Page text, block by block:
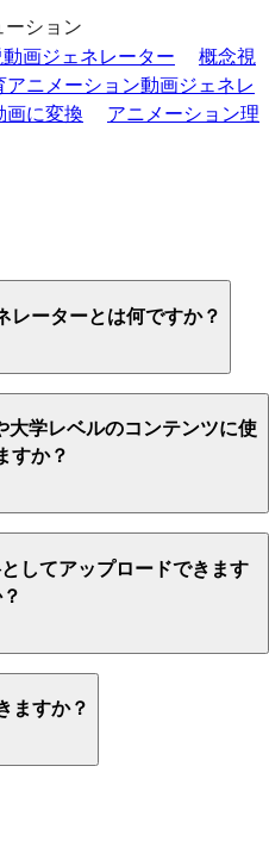
ション
画ジェネレーター
概念視
アニメーション動画ジェネレ
画に変換
アニメーション理
レーターとは何ですか？
学レベルのコンテンツに使
すか？
してアップロードできます
ますか？